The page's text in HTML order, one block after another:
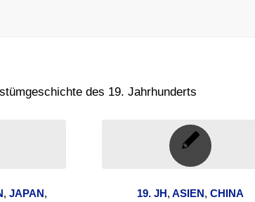
des 19. Jahrhunderts
, JAPAN,
19. JH,ASIEN,CHINA